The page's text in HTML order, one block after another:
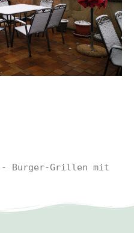
- Burger-Grillen mit